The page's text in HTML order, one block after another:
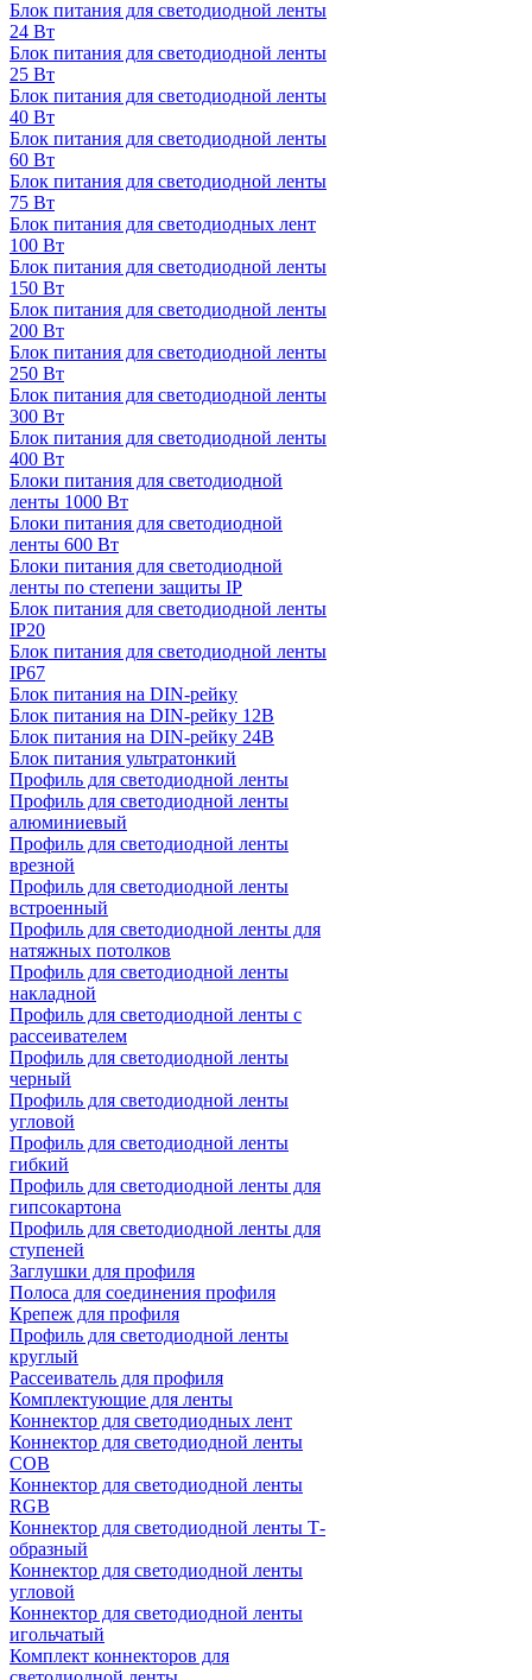
Блок питания для светодиодной ленты
24 Вт
Блок питания для светодиодной ленты
25 Вт
Блок питания для светодиодной ленты
40 Вт
Блок питания для светодиодной ленты
60 Вт
Блок питания для светодиодной ленты
75 Вт
Блок питания для светодиодных лент
100 Вт
Блок питания для светодиодной ленты
150 Вт
Блок питания для светодиодной ленты
200 Вт
Блок питания для светодиодной ленты
250 Вт
Блок питания для светодиодной ленты
300 Вт
Блок питания для светодиодной ленты
400 Вт
Блоки питания для светодиодной
ленты 1000 Вт
Блоки питания для светодиодной
ленты 600 Вт
Блоки питания для светодиодной
ленты по степени защиты IP
Блок питания для светодиодной ленты
IP20
Блок питания для светодиодной ленты
IP67
Блок питания на DIN-рейку
Блок питания на DIN-рейку 12В
Блок питания на DIN-рейку 24В
Блок питания ультратонкий
Профиль для светодиодной ленты
Профиль для светодиодной ленты
алюминиевый
Профиль для светодиодной ленты
врезной
Профиль для светодиодной ленты
встроенный
Профиль для светодиодной ленты для
натяжных потолков
Профиль для светодиодной ленты
накладной
Профиль для светодиодной ленты с
рассеивателем
Профиль для светодиодной ленты
черный
Профиль для светодиодной ленты
угловой
Профиль для светодиодной ленты
гибкий
Профиль для светодиодной ленты для
гипсокартона
Профиль для светодиодной ленты для
ступеней
Заглушки для профиля
Полоса для соединения профиля
Крепеж для профиля
Профиль для светодиодной ленты
круглый
Рассеиватель для профиля
Комплектующие для ленты
Коннектор для светодиодных лент
Коннектор для светодиодной ленты
COB
Коннектор для светодиодной ленты
RGB
Коннектор для светодиодной ленты Т-
образный
Коннектор для светодиодной ленты
угловой
Коннектор для светодиодной ленты
игольчатый
Комплект коннекторов для